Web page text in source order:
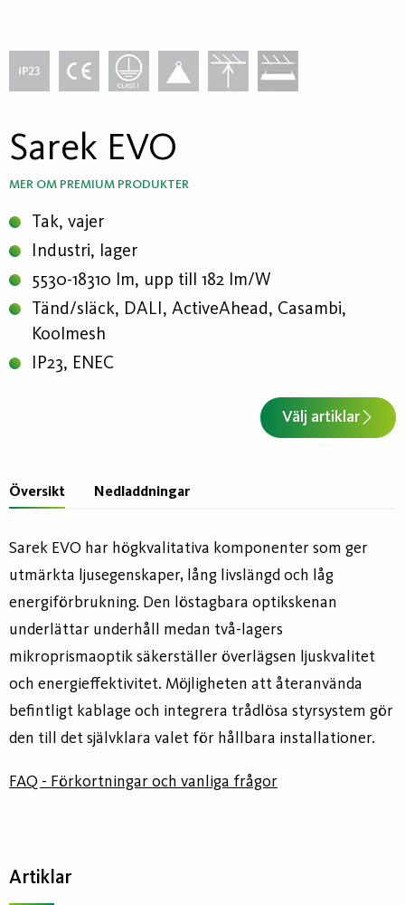
Sarek EVO
MER OM PREMIUM PRODUKTER
Tak, vajer
Industri, lager
5530-18310 lm, upp till 182 lm/W
Tänd/släck, DALI, ActiveAhead, Casambi,
Koolmesh
IP23, ENEC
Välj artiklar
Översikt Nedladdningar
Sarek EVO har högkvalitativa komponenter som ger
utmärkta ljusegenskaper, lång livslängd och låg
energiförbrukning. Den löstagbara optikskenan
underlättar underhåll medan två-lagers
mikroprismaoptik säkerställer överlägsen ljuskvalitet
och energieffektivitet. Möjligheten att återanvända
befintligt kablage och integrera trådlösa styrsystem gör
den till det självklara valet för hållbara installationer.
FAQ - Förkortningar och vanliga frågor
Artiklar